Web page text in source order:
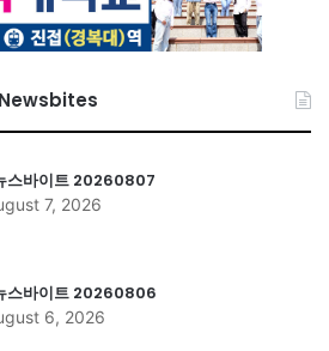
Newsbites
스바이트 20260807
7, 2026
스바이트 20260806
6, 2026